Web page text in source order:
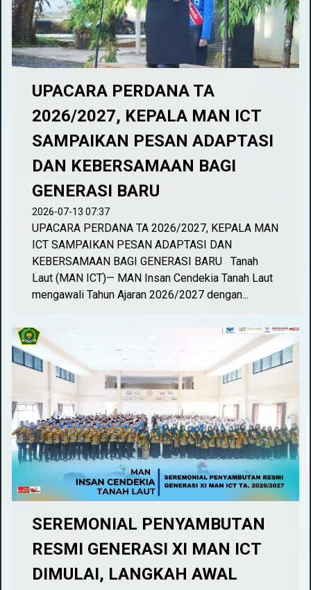
UPACARA PERDANA TA
2026/2027, KEPALA MAN ICT
SAMPAIKAN PESAN ADAPTASI
DAN KEBERSAMAAN BAGI
GENERASI BARU
2026-07-13 07:37
UPACARA PERDANA TA 2026/2027, KEPALA MAN
ICT SAMPAIKAN PESAN ADAPTASI DAN
KEBERSAMAAN BAGI GENERASI BARU Tanah
Laut (MAN ICT)— MAN Insan Cendekia Tanah Laut
mengawali Tahun Ajaran 2026/2027 dengan...
SEREMONIAL PENYAMBUTAN
RESMI GENERASI XI MAN ICT
DIMULAI, LANGKAH AWAL